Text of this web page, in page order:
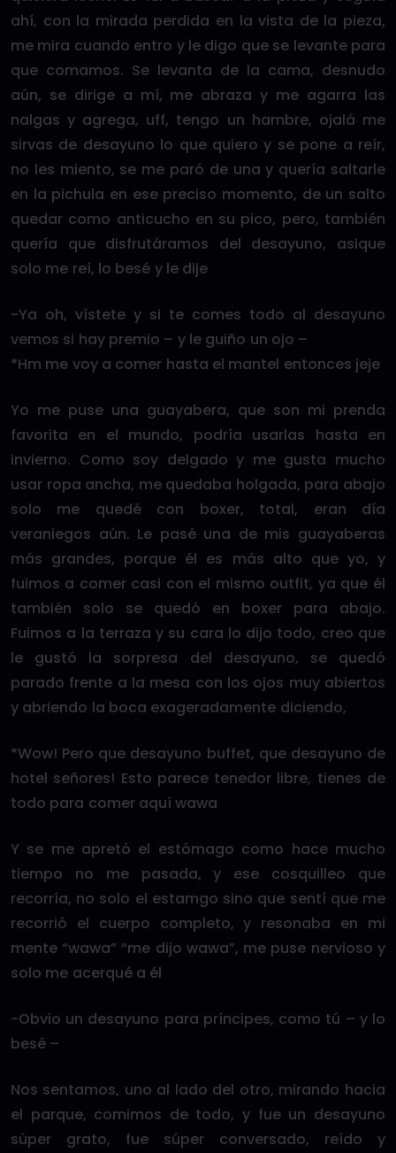
ahí, con la mirada perdida en la vista de la pieza,
me mira cuando entro y le digo que se levante para
que comamos. Se levanta de la cama, desnudo
aún, se dirige a mí, me abraza y me agarra las
nalgas y agrega, uff, tengo un hambre, ojalá me
sirvas de desayuno lo que quiero y se pone a reír,
no les miento, se me paró de una y quería saltarle
en la pichula en ese preciso momento, de un salto
quedar como anticucho en su pico, pero, también
quería que disfrutáramos del desayuno, asique
solo me reí, lo besé y le dije
-Ya oh, vístete y si te comes todo al desayuno
vemos si hay premio – y le guiño un ojo –
*Hm me voy a comer hasta el mantel entonces jeje
Yo me puse una guayabera, que son mi prenda
favorita en el mundo, podría usarlas hasta en
invierno. Como soy delgado y me gusta mucho
usar ropa ancha, me quedaba holgada, para abajo
solo me quedé con boxer, total, eran día
veraniegos aún. Le pasé una de mis guayaberas
más grandes, porque él es más alto que yo, y
fuimos a comer casi con el mismo outfit, ya que él
también solo se quedó en boxer para abajo.
Fuimos a la terraza y su cara lo dijo todo, creo que
le gustó la sorpresa del desayuno, se quedó
parado frente a la mesa con los ojos muy abiertos
y abriendo la boca exageradamente diciendo,
*Wow! Pero que desayuno buffet, que desayuno de
hotel señores! Esto parece tenedor libre, tienes de
todo para comer aquí wawa
Y se me apretó el estómago como hace mucho
tiempo no me pasada, y ese cosquilleo que
recorría, no solo el estamgo sino que sentí que me
recorrió el cuerpo completo, y resonaba en mi
mente “wawa” “me dijo wawa”, me puse nervioso y
solo me acerqué a él
-Obvio un desayuno para príncipes, como tú – y lo
besé –
Nos sentamos, uno al lado del otro, mirando hacia
el parque, comimos de todo, y fue un desayuno
súper grato, fue súper conversado, reído y